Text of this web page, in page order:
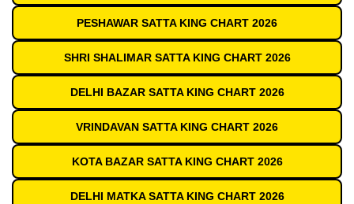
PESHAWAR SATTA KING CHART 2026
SHRI SHALIMAR SATTA KING CHART 2026
DELHI BAZAR SATTA KING CHART 2026
VRINDAVAN SATTA KING CHART 2026
KOTA BAZAR SATTA KING CHART 2026
DELHI MATKA SATTA KING CHART 2026